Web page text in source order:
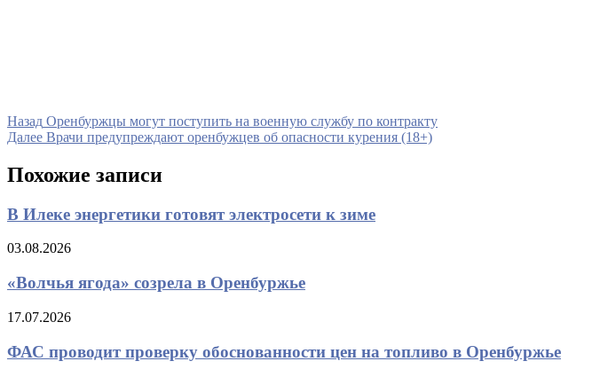
Навигация
по
записям
Назад Предыдущая
запись
Оренбуржцы могут поступить на военную службу по контракту
Далее Следующая
Врачи предупреждают оренбужцев об опасности курения (18+)
Похожие записи
В Илеке энергетики готовят электросети к зиме
03.08.2026
«Волчья ягода» созрела в Оренбуржье
17.07.2026
ФАС проводит проверку обоснованности цен на топливо в Оренбуржье